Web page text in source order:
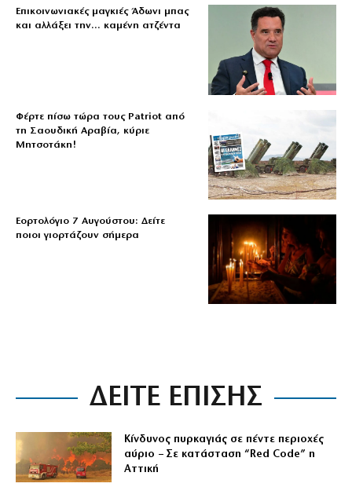
Επικοινωνιακές μαγκιές Άδωνι μπας
και αλλάξει την… καμένη ατζέντα
Φέρτε πίσω τώρα τους Patriot από
τη Σαουδική Αραβία, κύριε
Μητσοτάκη!
Εορτολόγιο 7 Αυγούστου: Δείτε
ποιοι γιορτάζουν σήμερα
ΔΕΙΤΕ ΕΠΙΣΗΣ
Κίνδυνος πυρκαγιάς σε πέντε περιοχές
αύριο – Σε κατάσταση “Red Code” η
Αττική